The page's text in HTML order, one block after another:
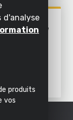
120W
d'analyse
produits
vos